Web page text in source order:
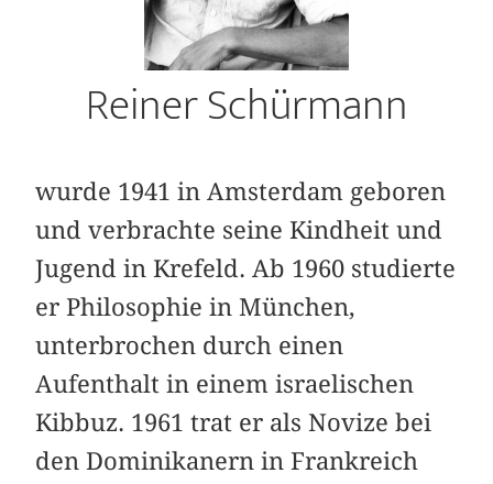
Reiner Schürmann
wurde 1941 in Amsterdam geboren
und ver­brachte seine Kindheit und
Jugend in Krefeld. Ab 1960 studierte
er Philosophie in München,
unterbrochen durch einen
Aufenthalt in einem israelischen
Kibbuz. 1961 trat er als Novize bei
den Dominikanern in Frankreich